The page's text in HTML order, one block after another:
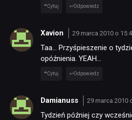
Cytuj Odpowiedz
Xavion 29 marca 2010 o
Taa… Przyśpieszenie o
opóźnienia. YEAH…
Cytuj Odpowiedz
Damianuss 29 marca 2010
Tydzień później czy